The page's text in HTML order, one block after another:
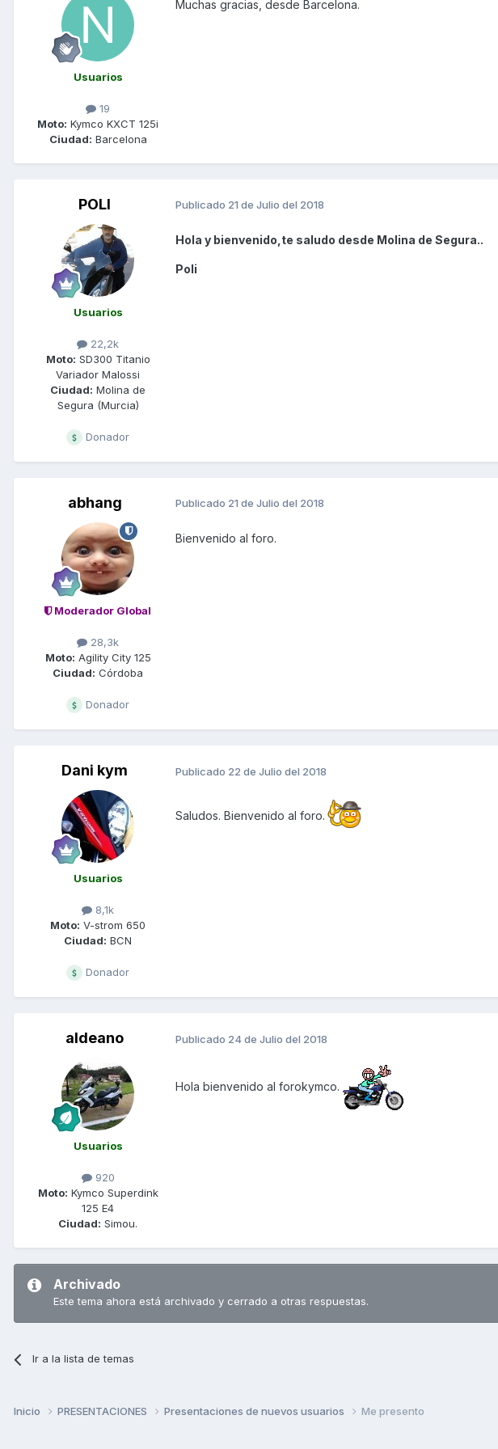
Usuarios
19
Moto: Kymco KXCT 125i
Ciudad: Barcelona
Muchas gracias, desde Barcelona.
POLI
Usuarios
22,2k
Moto: SD300 Titanio
Variador Malossi
Ciudad: Molina de
Segura (Murcia)
Donador
Publicado 21 de Julio del 2018
Hola y bienvenido,te saludo desde Molina de Segura..
Poli
abhang
Moderador Global
28,3k
Moto: Agility City 125
Ciudad: Córdoba
Donador
Publicado 21 de Julio del 2018
Bienvenido al foro.
Dani kym
Usuarios
8,1k
Moto: V-strom 650
Ciudad: BCN
Donador
Publicado 22 de Julio del 2018
Saludos. Bienvenido al foro.
aldeano
Usuarios
920
Moto: Kymco Superdink
125 E4
Ciudad: Simou.
Publicado 24 de Julio del 2018
Hola bienvenido al forokymco.
Archivado
Este tema ahora está archivado y cerrado a otras respuestas.
Ir a la lista de temas
Inicio PRESENTACIONES Presentaciones de nuevos usuarios Me presento